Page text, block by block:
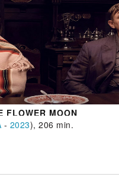
FLOWER MOON
- 2023), 206 min.